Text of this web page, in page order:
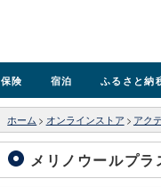
保険 宿泊 ふるさと納
ホーム > オンラインストア > アク
メリノウールプ